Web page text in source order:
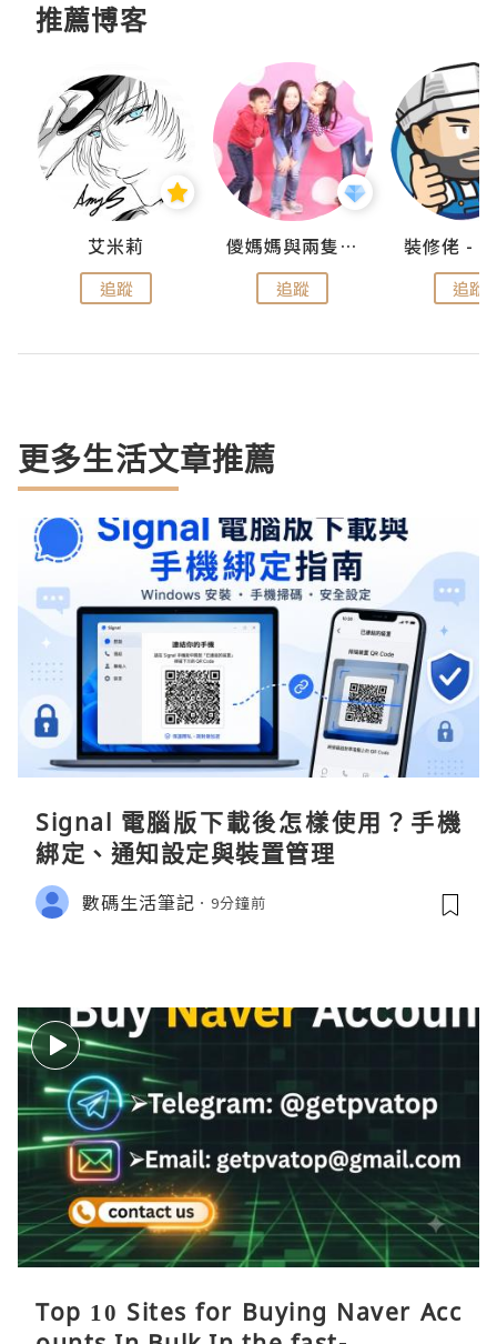
推薦博客
艾米莉
追蹤
儍媽媽與兩隻小魔怪之家
追蹤 追蹤
更多生活文章推薦
Signal 電腦版下載後怎樣使用？手機
綁定、通知設定與裝置管理
數碼生活筆記 9分鐘前
Top 10 Sites for Buying Naver Acc